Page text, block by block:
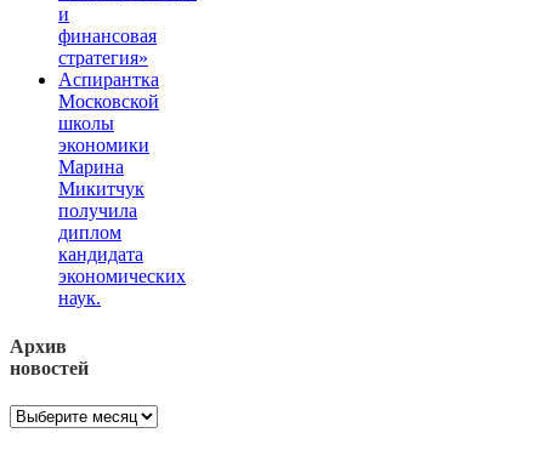
и
финансовая
стратегия»
Аспирантка
Московской
школы
экономики
Марина
Микитчук
получила
диплом
кандидата
экономических
наук.
Архив
новостей
Архив